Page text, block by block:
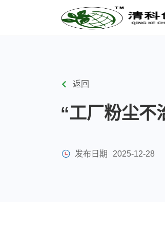
返回
“工厂粉尘不
发布日期 2025-12-28